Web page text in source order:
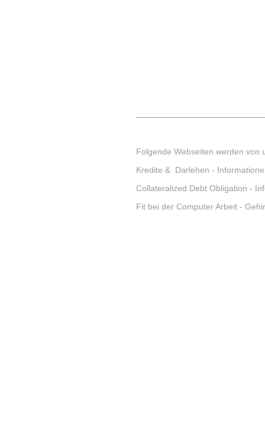
Folgende Webseiten werden von
Kredite & Darlehen -
Collateralized Debt Obligation -
Fit bei der Computer Arbeit -